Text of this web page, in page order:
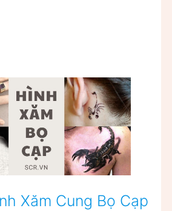
Xăm Cung Bọ Cạp